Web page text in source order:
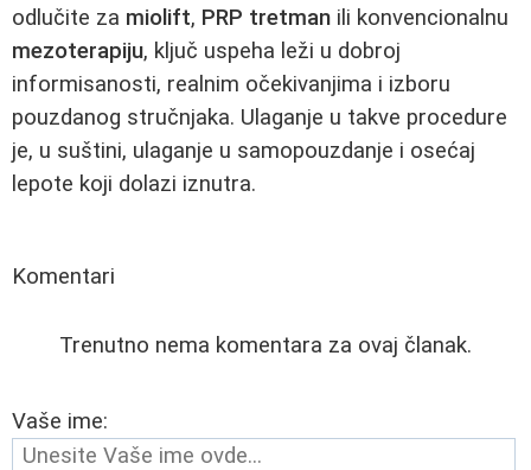
odlučite za miolift, PRP tretman ili konvencionalnu
mezoterapiju, ključ uspeha leži u dobroj
informisanosti, realnim očekivanjima i izboru
pouzdanog stručnjaka. Ulaganje u takve procedure
je, u suštini, ulaganje u samopouzdanje i osećaj
lepote koji dolazi iznutra.
Komentari
Trenutno nema komentara za ovaj članak.
Vaše ime: